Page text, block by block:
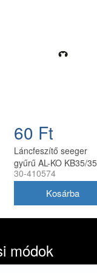
60 Ft
Láncfeszítő seeger
gyűrű AL-KO KB35/35
láncfeszítő alkatrész 3
30-410574
módok